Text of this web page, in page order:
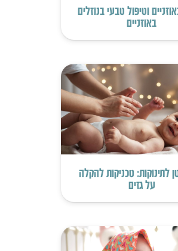
וטיפול טבעי בנוזלים
באוזניים
לתינוקות: טכניקות להקלה
על גזים